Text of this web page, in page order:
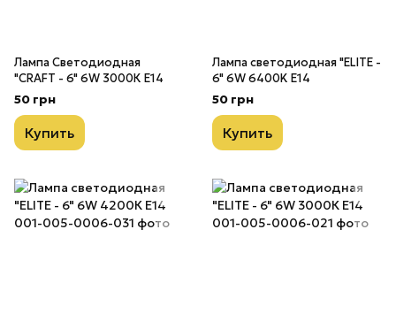
Лампа Светодиодная
"CRAFT - 6" 6W 3000К E14
50 грн
Купить
Лампа светодиодная "ELITE -
6" 6W 6400K Е14
50 грн
Купить